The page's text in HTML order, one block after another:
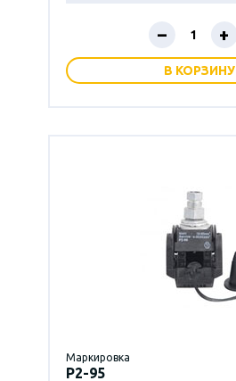
– +
В КОРЗИНУ
Маркировка
P2-95